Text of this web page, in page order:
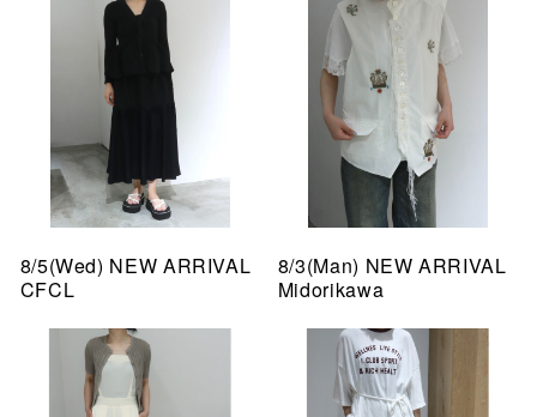
8/5(Wed) NEW ARRIVAL
CFCL
8/3(Man) NEW ARRIVAL
Midorikawa